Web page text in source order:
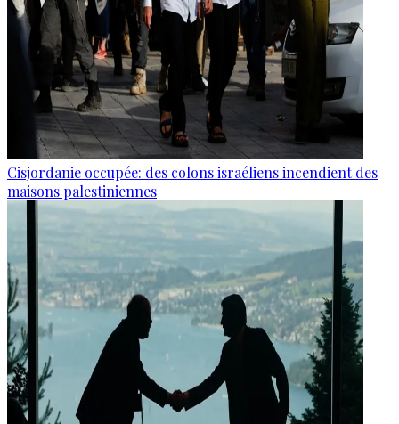
Cisjordanie occupée: des colons israéliens incendient des
maisons palestiniennes